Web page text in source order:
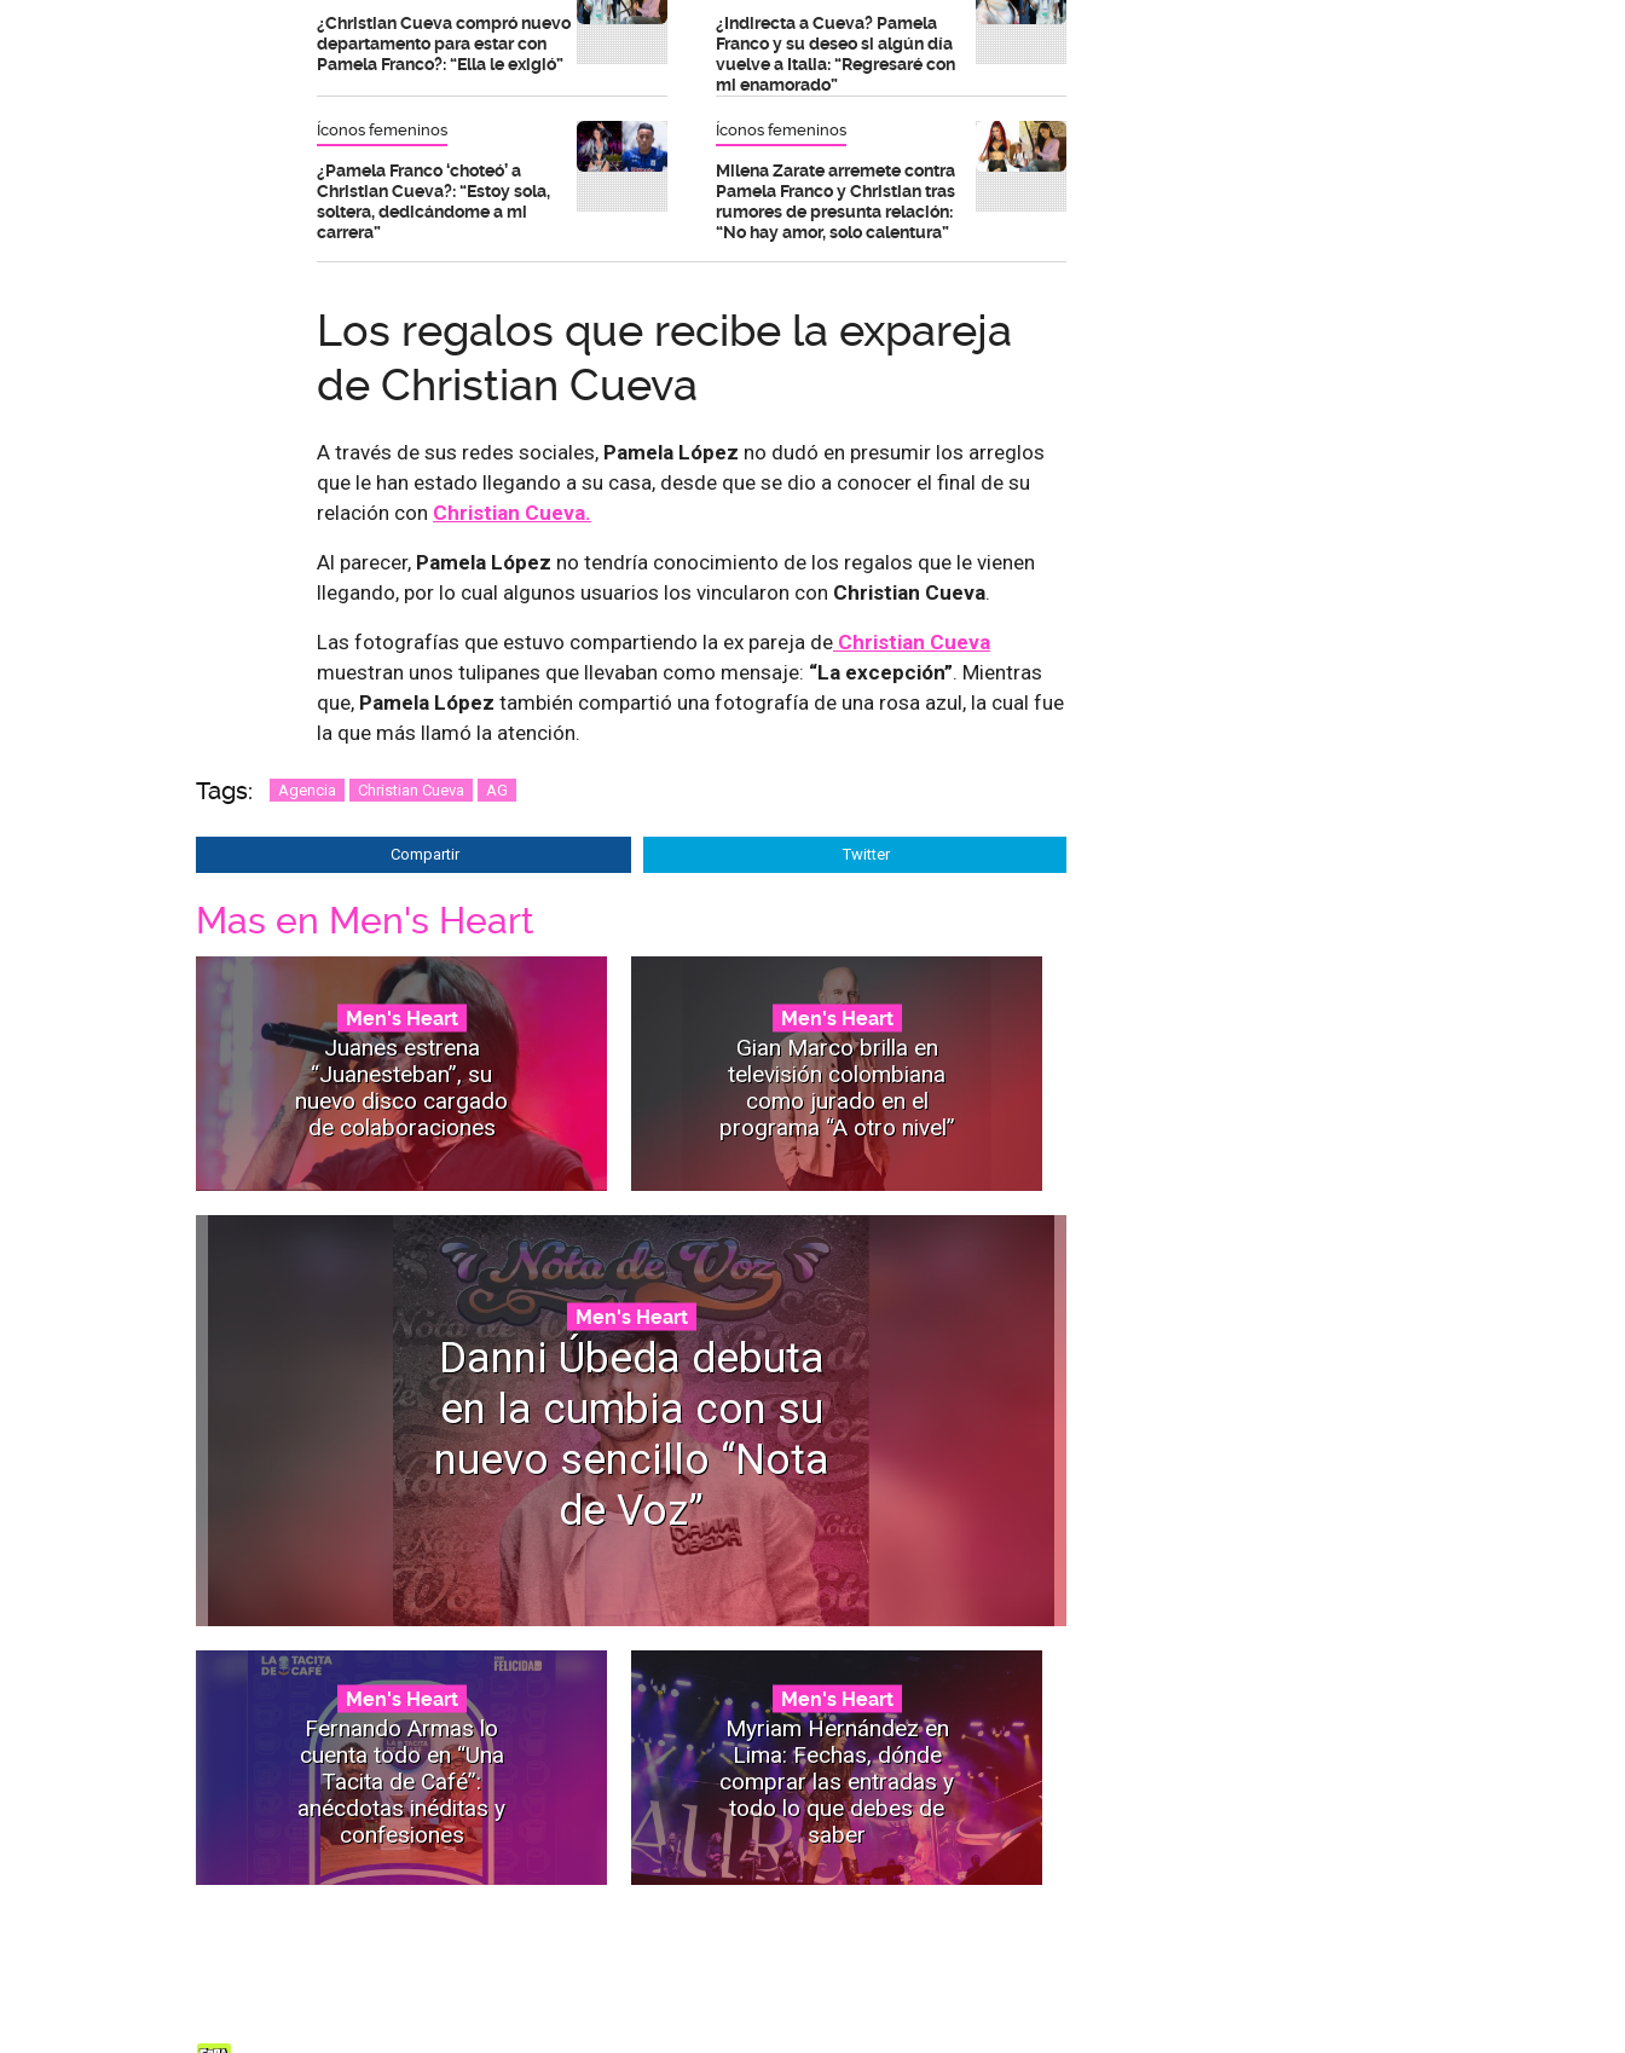
¿Christian Cueva compró nuevo
departamento para estar con
Pamela Franco?: “Ella le exigió”
¿Indirecta a Cueva? Pamela
Franco y su deseo si algún día
vuelve a Italia: “Regresaré con
mi enamorado”
Íconos femeninos
¿Pamela Franco ‘choteó’ a
Christian Cueva?: “Estoy sola,
soltera, dedicándome a mi
carrera”
Íconos femeninos
Milena Zarate arremete contra
Pamela Franco y Christian tras
rumores de presunta relación:
“No hay amor, solo calentura”
Los regalos que recibe la expareja
de Christian Cueva
A través de sus redes sociales, Pamela López no dudó en presumir los arreglos
que le han estado llegando a su casa, desde que se dio a conocer el final de su
relación con Christian Cueva.
Al parecer, Pamela López no tendría conocimiento de los regalos que le vienen
llegando, por lo cual algunos usuarios los vincularon con Christian Cueva.
Las fotografías que estuvo compartiendo la ex pareja de Christian Cueva
muestran unos tulipanes que llevaban como mensaje: “La excepción”. Mientras
que, Pamela López también compartió una fotografía de una rosa azul, la cual fue
la que más llamó la atención.
Tags: Agencia Christian Cueva AG
Compartir Twitter
Mas en Men's Heart
Men's Heart
Juanes estrena
“Juanesteban”, su
nuevo disco cargado
de colaboraciones
Men's Heart
Gian Marco brilla en
televisión colombiana
como jurado en el
programa “A otro nivel”
Men's Heart
Danni Úbeda debuta
en la cumbia con su
nuevo sencillo “Nota
de Voz”
Men's Heart
Fernando Armas lo
cuenta todo en “Una
Tacita de Café”:
anécdotas inéditas y
confesiones
Men's Heart
Myriam Hernández en
Lima: Fechas, dónde
comprar las entradas y
todo lo que debes de
saber